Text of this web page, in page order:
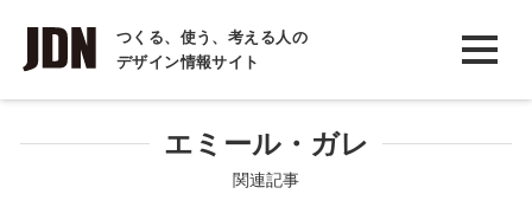
つくる、使う、考える人の
デザイン情報サイト
INTERVIEW
インタビュー
REPORTエミール・ガレ
関連記事